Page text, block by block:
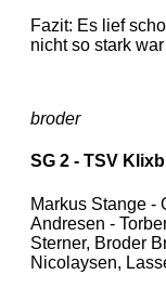
Fazit: Es lief
nicht so stark
broder
SG 2 - TSV
Markus Stange -
Andresen -
Sterner, Broder
Nicolaysen,